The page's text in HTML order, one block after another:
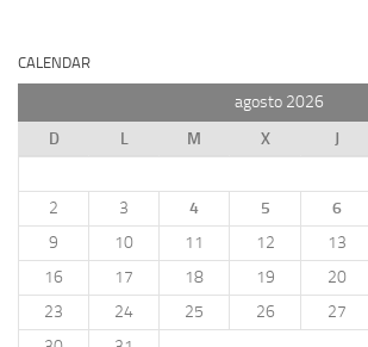
CALENDAR
agosto 2026
D
L M X J
2
3 4 5 6
9
10 11 12 13
16
17 18 19 20
23
24 25 26 27